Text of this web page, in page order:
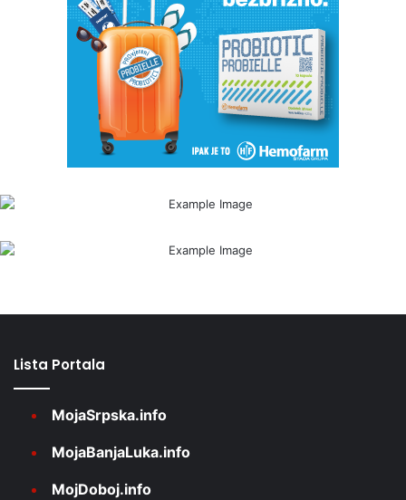
Lista Portala
MojaSrpska.info
MojaBanjaLuka.info
MojDoboj.info